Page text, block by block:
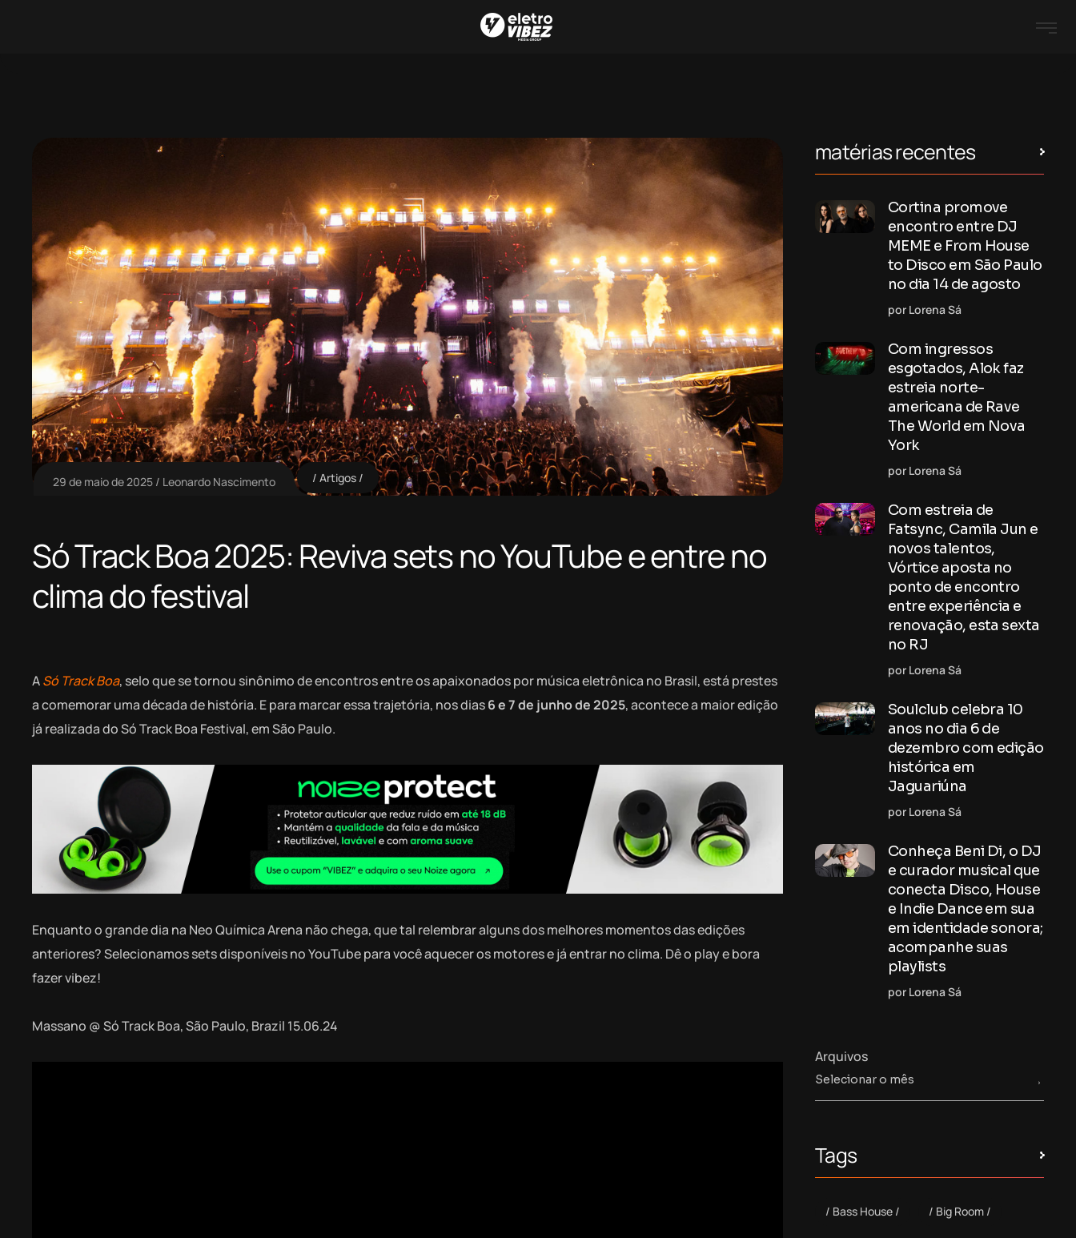
29 de maio de 2025 Leonardo Nascimento Artigos
Só Track Boa 2025: Reviva sets no YouTube e entre no
clima do festival
ASó Track Boa, selo que se tornou sinônimo de encontros entre os apaixonados por música eletrônica no Brasil, está prestes
a comemorar uma década de história. E para marcar essa trajetória, nos dias6 e 7 de junho de 2025, acontece a maior edição
já realizada do Só Track Boa Festival, em São Paulo.
Enquanto o grande dia na Neo Química Arena não chega, que tal relembrar alguns dos melhores momentos das edições
anteriores? Selecionamos sets disponíveis no YouTube para você aquecer os motores e já entrar no clima. Dê o play e bora
fazer vibez!
Massano @ Só Track Boa, São Paulo, Brazil 15.06.24
matérias recentes
Cortina promove
encontro entre DJ
MEME e From House
to Disco em São Paulo
no dia 14 de agosto
por Lorena Sá
Com ingressos
esgotados, Alok faz
estreia norte-
americana de Rave
The World em Nova
York
por Lorena Sá
Com estreia de
Fatsync, Camila Jun e
novos talentos,
Vórtice aposta no
ponto de encontro
entre experiência e
renovação, esta sexta
no RJ
por Lorena Sá
Soulclub celebra 10
anos no dia 6 de
dezembro com edição
histórica em
Jaguariúna
por Lorena Sá
Conheça Beni Di, o DJ
e curador musical que
conecta Disco, House
e Indie Dance em sua
em identidade sonora;
acompanhe suas
playlists
por Lorena Sá
Arquivos
Tags
Bass House Big Room